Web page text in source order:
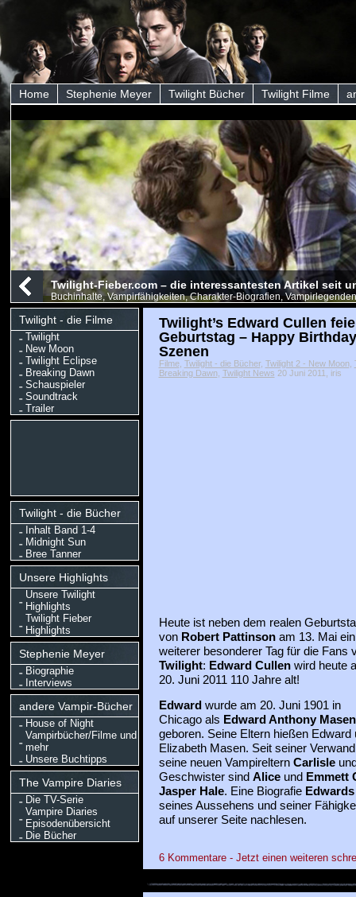
Home Stephenie Meyer Twilight Bücher Twilight Filme
Twilight-Fieber.com – die interessantesten Artikel seit
Buchinhalte, Vampirfähigkeiten, Charakter-Biografien,
Twilight - die Filme
Twilight
New Moon
Twilight Eclipse
Breaking Dawn
Schauspieler
Soundtrack
Trailer
Twilight - die Bücher
Inhalt Band 1-4
Midnight Sun
Bree Tanner
Unsere Highlights
Unsere Twilight
Highlights
Twilight Fieber
Highlights
Stephenie Meyer
Biographie
Interviews
andere Vampir-Bücher
House of Night
Vampirbücher/Filme und
mehr
Unsere Buchtipps
The Vampire Diaries
Die TV-Serie
Vampire Diaries
Episodenübersicht
Die Bücher
Twilight’s Edward Cullen
Geburtstag – Happy
Szenen
Filme, Twilight - die Bücher, Twilight 2 - New Moon,
Breaking Dawn, Twilight News 20 Juni 2011, iris
Heute ist neben dem realen
von Robert Pattinsonam 13. Mai ein
weiterer besonderer Tag für die Fans
Twilight: Edward Cullenwird heute
20. Juni 2011 110 Jahre alt!
Edward wurde am 20. Juni 1901 in
Chicago als Edward Anthony Masen
geboren. Seine Eltern hießen Edward
Elizabeth Masen. Seit seiner
seine neuen Vampireltern Carlisle
Geschwister sind Alice und Emmett
Jasper Hale. Eine Biografie
seines Aussehens und seiner
auf unserer Seite nachlesen.
6 Kommentare - Jetzt einen weiteren